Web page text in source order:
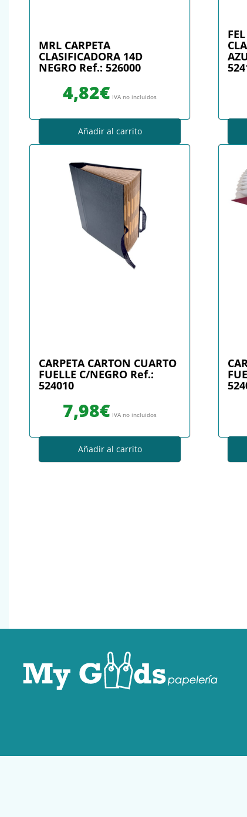
MRL CARPETA
CLASIFICADORA 14D
NEGRO Ref.: 526000
4,82€ IVA no incluidos
Añadir al carrito
CARPETA CARTON CUARTO
FUELLE C/NEGRO Ref.:
524010
7,98€ IVA no incluidos
Añadir al carrito